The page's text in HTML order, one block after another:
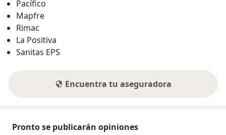
Pacífico
Mapfre
Rimac
La Positiva
Sanitas EPS
Encuentra tu aseguradora
Pronto se publicarán opiniones